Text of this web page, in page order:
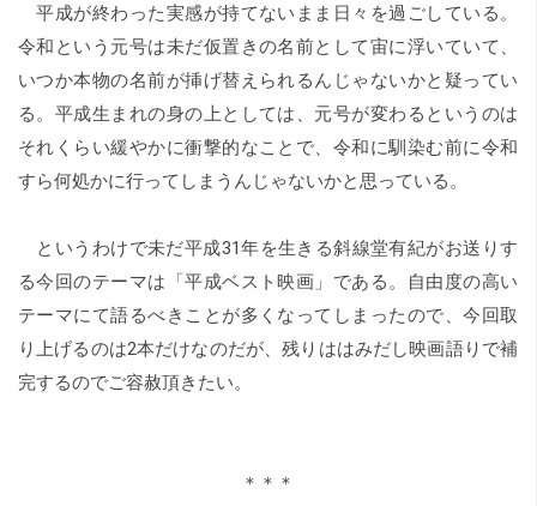
平成が終わった実感が持てないまま日々を過ごしている。
令和という元号は未だ仮置きの名前として宙に浮いていて、
いつか本物の名前が挿げ替えられるんじゃないかと疑ってい
る。平成生まれの身の上としては、元号が変わるというのは
それくらい緩やかに衝撃的なことで、令和に馴染む前に令和
すら何処かに行ってしまうんじゃないかと思っている。
というわけで未だ平成31年を生きる斜線堂有紀がお送りす
る今回のテーマは「平成ベスト映画」である。自由度の高い
テーマにて語るべきことが多くなってしまったので、今回取
り上げるのは2本だけなのだが、残りははみだし映画語りで補
完するのでご容赦頂きたい。
＊＊＊